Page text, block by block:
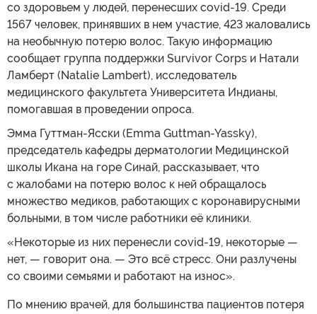
со здоровьем у людей, перенесших covid-19. Среди
1567 человек, принявших в нем участие, 423 жаловались
на необычную потерю волос. Такую информацию
сообщает группа поддержки Survivor Corps и Натали
Ламберт (Natalie Lambert), исследователь
медицинского факультета Университета Индианы,
помогавшая в проведении опроса.
Эмма Гуттман-Ясски (Emma Guttman-Yassky),
председатель кафедры дерматологии Медицинской
школы Икана на горе Синай, рассказывает, что
с жалобами на потерю волос к ней обращалось
множество медиков, работающих с коронавирусными
больными, в том числе работники её клиники.
«Некоторые из них перенесли covid-19, некоторые —
нет, — говорит она. — Это всё стресс. Они разлучены
со своими семьями и работают на износ».
По мнению врачей, для большинства пациентов потеря